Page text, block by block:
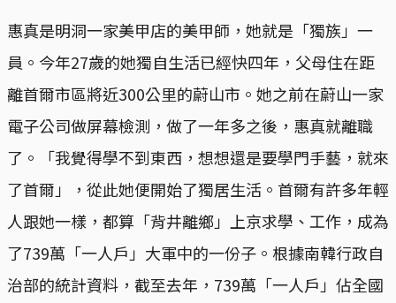
惠真是明洞一家美甲店的美甲師，她就是「獨族」一
員。今年27歲的她獨自生活已經快四年，父母住在距
離首爾市區將近300公里的蔚山市。她之前在蔚山一家
電子公司做屏幕檢測，做了一年多之後，惠真就離職
了。「我覺得學不到東西，想想還是要學門手藝，就來
了首爾」，從此她便開始了獨居生活。首爾有許多年輕
人跟她一樣，都算「背井離鄉」上京求學、工作，成為
了739萬「一人戶」大軍中的一份子。根據南韓行政自
治部的統計資料，截至去年，739萬「一人戶」佔全國